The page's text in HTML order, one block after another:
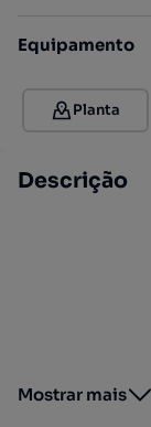
Equipamento
Planta
Descrição
Mostrar mais